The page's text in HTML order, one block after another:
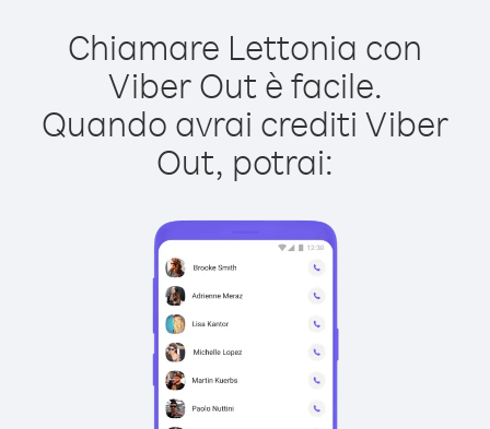
Chiamare Lettonia con
Viber Out è facile.
Quando avrai crediti Viber
Out, potrai: